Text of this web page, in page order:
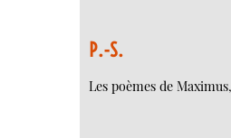
P.-S.
Les poèmes de